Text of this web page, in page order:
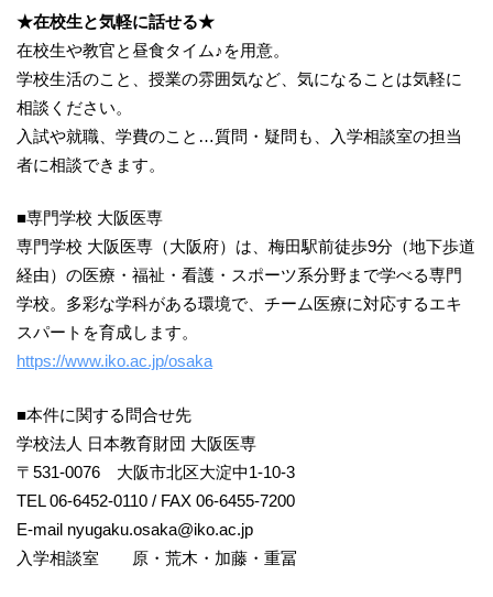
★在校生と気軽に話せる★
在校生や教官と昼食タイム♪を用意。
学校生活のこと、授業の雰囲気など、気になることは気軽に
相談ください。
入試や就職、学費のこと…質問・疑問も、入学相談室の担当
者に相談できます。
■専門学校 大阪医専
専門学校 大阪医専（大阪府）は、梅田駅前徒歩9分（地下歩道
経由）の医療・福祉・看護・スポーツ系分野まで学べる専門
学校。多彩な学科がある環境で、チーム医療に対応するエキ
スパートを育成します。
https://www.iko.ac.jp/osaka
■本件に関する問合せ先
学校法人 日本教育財団 大阪医専
〒531-0076 大阪市北区大淀中1-10-3
TEL 06-6452-0110 / FAX 06-6455-7200
E-mail nyugaku.osaka@iko.ac.jp
入学相談室 原・荒木・加藤・重冨